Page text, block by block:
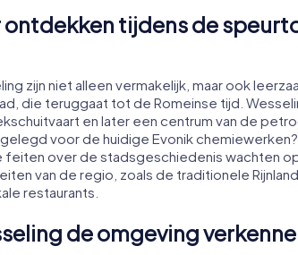
tijdens de
zijn niet alleen vermakelijk, maar ook
die teruggaat tot de Romeinse tijd.
en later een centrum van de
voor de huidige Evonik chemiewerken?
over de stadsgeschiedenis wachten
van de regio, zoals de traditionele
restaurants.
de omgeving